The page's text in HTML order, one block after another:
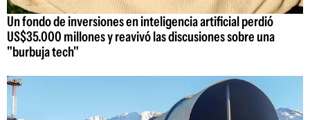
Un fondo de inversiones en inteligencia artificial perdió
US$35.000 millones y reavivó las discusiones sobre una
"burbuja tech"